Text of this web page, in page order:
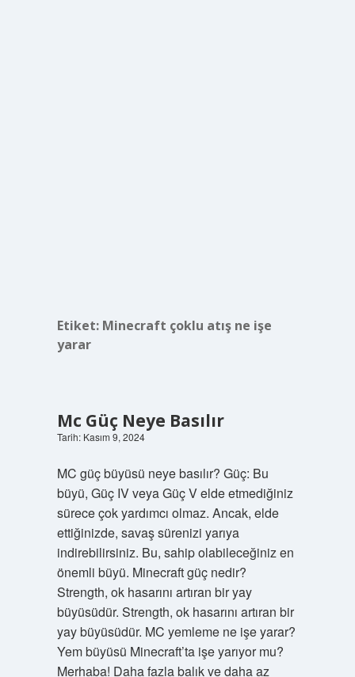
Etiket: Minecraft çoklu atış ne işe
yarar
Mc Güç Neye Basılır
Tarih: Kasım 9, 2024
MC güç büyüsü neye basılır? Güç: Bu
büyü, Güç IV veya Güç V elde etmediğiniz
sürece çok yardımcı olmaz. Ancak, elde
ettiğinizde, savaş sürenizi yarıya
indirebilirsiniz. Bu, sahip olabileceğiniz en
önemli büyü. Minecraft güç nedir?
Strength, ok hasarını artıran bir yay
büyüsüdür. Strength, ok hasarını artıran bir
yay büyüsüdür. MC yemleme ne işe yarar?
Yem büyüsü Minecraft’ta işe yarıyor mu?
Merhaba! Daha fazla balık ve daha az